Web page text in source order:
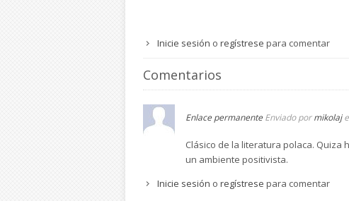
Inicie sesión o regístrese para comentar
Comentarios
Enlace permanente Enviado pormikolaj
Clásico de la literatura polaca.
un ambiente positivista.
Inicie sesión o regístrese para comentar